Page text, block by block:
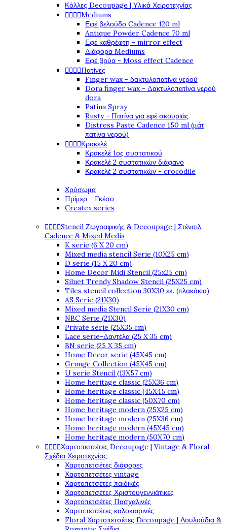
Κόλλες Decoupage | Υλικά Χειροτεχνίας
Mediums
Εφέ βελούδο Cadence 120 ml
Antique Powder Cadence 70 ml
Εφέ καθρέφτη - mirror effect
Διάφορα Mediums
Εφέ βρύα - Moss effect Cadence
Πατίνες
Finger wax - δακτυλοπατίνα νερού
Dora finger wax - Δακτυλοπατίνα νερού
dora
Patina Spray
Rusty - Πατίνα για εφέ σκουριάς
Distress Paste Cadence 150 ml (μάτ
πατίνα νερού)
Κρακελέ
Κρακελέ 1ος συστατικού
Κρακελέ 2 συστατικών διάφανο
Κρακελέ 2 συστατικών - crocodile
Χρύσωμα
Πρίμερ - Γκέσο
Createx series
Stencil Ζωγραφικής & Decoupage | Στένσιλ
Cadence & Mixed Media
K serie (6 X 20 cm)
Mixed media stencil Serie (10X25 cm)
D serie (15 X 20 cm)
Home Decor Midi Stencil (25x25 cm)
Siluet Trendy Shadow Stencil (25X25 cm)
Tiles stencil collection 30X30 εκ. (πλακάκια)
AS Serie (21X30)
Mixed media Stencil Serie (21X30 cm)
NBC Serie (21X30)
Private serie (25X35 cm)
Lace serie-Δαντέλα (25 X 35 cm)
BN serie (25 X 35 cm)
Home Decor serie (45X45 cm)
Grunge Collection (45X45 cm)
U serie Stencil (13X57 cm)
Home heritage classic (25X36 cm)
Home heritage classic (45X45 cm)
Home heritage classic (50X70 cm)
Home heritage modern (25X25 cm)
Home heritage modern (25X36 cm)
Home heritage modern (45X45 cm)
Home heritage modern (50X70 cm)
Χαρτοπετσέτες Decoupage | Vintage & Floral
Σχέδια Χειροτεχνίας
Χαρτοπετσέτες διάφορες
Χαρτοπετσέτες vintage
Χαρτοπετσέτες παιδικές
Χαρτοπετσέτες Χριστουγεννιάτικες
Χαρτοπετσέτες Πασχαλινές
Χαρτοπετσέτες καλοκαιρινές
Floral Χαρτοπετσέτες Decoupage | Λουλούδια &